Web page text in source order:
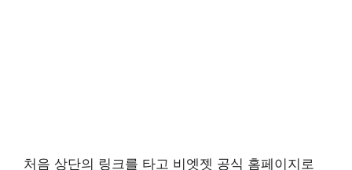
처음 상단의 링크를 타고 비엣젯 공식 홈페이지로